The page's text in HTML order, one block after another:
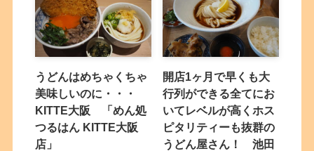
うどんはめちゃくちゃ
美味しいのに・・・
KITTE大阪 「めん処
つるはん KITTE大阪
店」
開店1ヶ月で早くも大
行列ができる全てにお
いてレベルが高くホス
ピタリティーも抜群の
うどん屋さん！ 池田